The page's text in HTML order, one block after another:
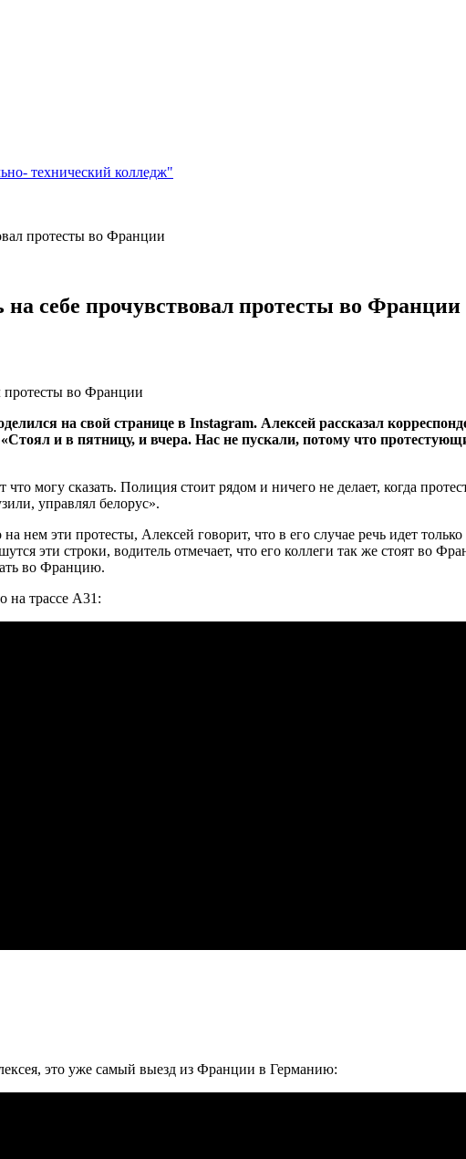
технический колледж"
протесты во Франции
на себе прочувствовал протесты во Франции
на свой странице в Instagram. Алексей рассказал
«Стоял и в пятницу, и вчера. Нас не пускали, потому что
могу сказать. Полиция стоит рядом и ничего не делает, когда
управлял белорус».
нем эти протесты, Алексей говорит, что в его случае речь идет
эти строки, водитель отмечает, что его коллеги так же стоят во
во Францию.
на трассе А31:
это уже самый выезд из Франции в Германию: